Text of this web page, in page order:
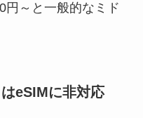
円～と一般的なミド
eSIMに非対応